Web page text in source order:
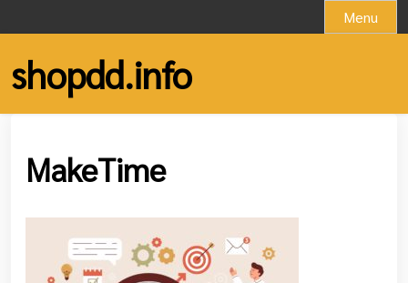
to
content
Menu
shopdd.info
MakeTime